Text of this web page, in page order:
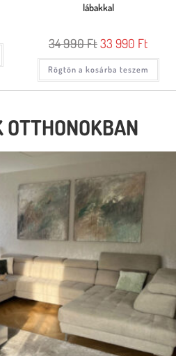
lábakkal
34 990Ft33 990 Ft
Rögtön a kosárba teszem